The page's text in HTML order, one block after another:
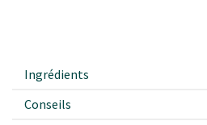
Ingrédients
Conseils